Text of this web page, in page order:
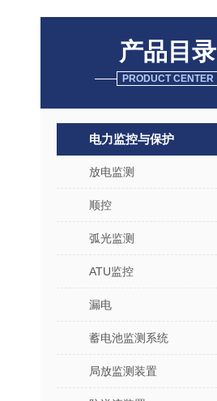
产品目录
PRODUCT CENTER
电力监控与保护
放电监测
顺控
弧光监测
ATU监控
漏电
蓄电池监测系统
局放监测装置